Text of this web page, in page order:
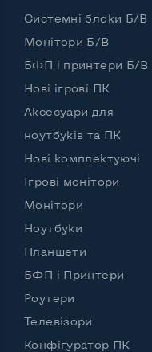
Інтерфейс
Інтерфейс
Блок живлення
Регулювання
Нахил, вперед назад
Вбудовані динаміки
Особливості
Комплектація:
Системні блоки Б/В
Монітори Б/В
БФП і принтери Б/В
Нові ігрові ПК
Аксесуари для
ноутбуків та ПК
Нові комплектуючі
Ігрові монітори
Монітори
Ноутбуки
Планшети
БФП і Принтери
Роутери
Телевізори
Конфігуратор ПК